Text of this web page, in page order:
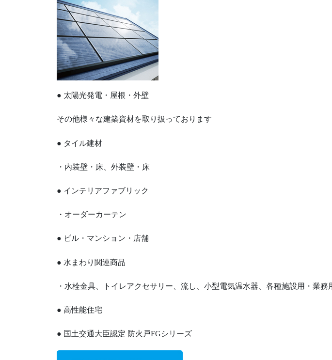
● 太陽光発電・屋根・外壁
その他様々な建築資材を取り扱っております
● タイル建材
・内装壁・床、外装壁・床
● インテリアファブリック
・オーダーカーテン
● ビル・マンション・店舗
● 水まわり関連商品
・水栓金具、トイレアクセサリー、流し、小型電気温水器、各種施設用・業務
● 高性能住宅
● 国土交通大臣認定 防火戸FGシリーズ